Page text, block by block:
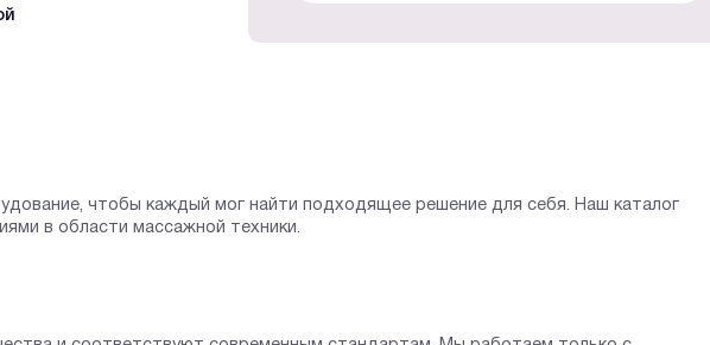
чтобы каждый мог найти подходящее решение для себя. Наш каталог
в области массажной техники.